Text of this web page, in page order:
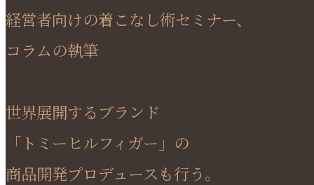
経営者向けの着こなし術セミナー、
コラムの執筆
世界展開するブランド
「トミーヒルフィガー」の
商品開発プロデュースも行う。